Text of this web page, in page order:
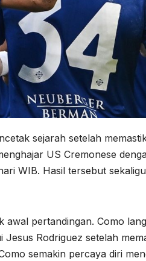
sejarah setelah
US Cremonese
WIB. Hasil tersebut
awal pertandingan. Como
Rodriguez setelah
semakin percaya diri